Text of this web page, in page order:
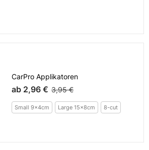
CarPro Applikatoren
ab 2,96 € 3,95 €
Small 9x4cm Large 15x8cm 8-cut